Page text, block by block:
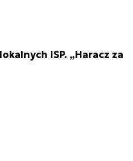
ISP. „Haracz za